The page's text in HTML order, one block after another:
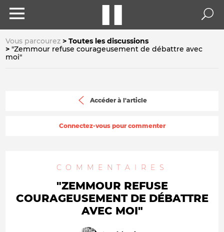
Vous parcourez
Toutes les discussions
"Zemmour refuse courageusement de débattre avec
moi"
Accéder à l'article
Connectez-vous pour commenter
COMMENTAIRES
"ZEMMOUR REFUSE
COURAGEUSEMENT DE DÉBATTRE
AVEC MOI"